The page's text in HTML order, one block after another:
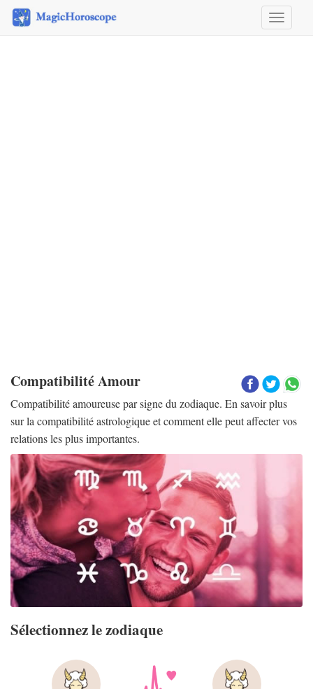
&
Compatibilité Amour
Compatibilité amoureuse par signe du zodiaque. En savoir plus
sur la compatibilité astrologique et comment elle peut affecter vos
relations les plus importantes.
Sélectionnez le zodiaque